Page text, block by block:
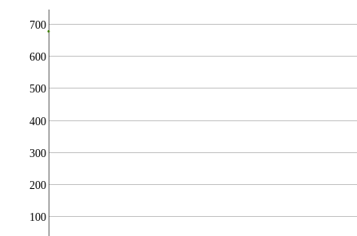
100
200
300
400
500
600
700